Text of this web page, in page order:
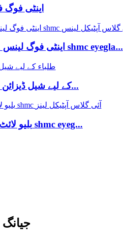
اینٹی
CONVOX اینٹی فوگ لینس 1.61 بلیو لائٹ کٹ shmc eyegla...
Stu کے لیے شیل ڈیزائن مایوپیا بلیو بلاک لینس حل...
1.56 بلیو لائٹ کٹ گرین اور بلیو کوٹنگ shmc eyeg...